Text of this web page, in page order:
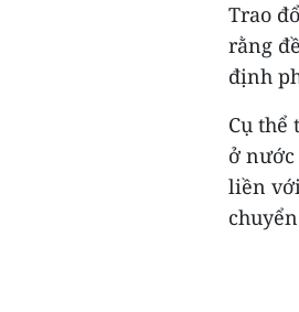
Trao
rằng
định
Cụ thể
ở
liền